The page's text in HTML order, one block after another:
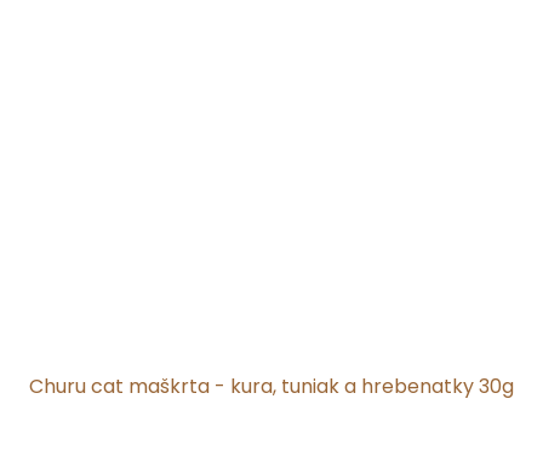
Churu cat maškrta - kura, tuniak a hrebenatky 30g